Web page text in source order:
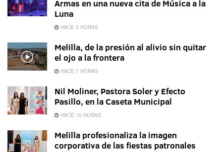
Armas en una nueva cita de Música a la
Luna
HACE 5 HORAS
Melilla, de la presión al alivio sin quitar
el ojo a la frontera
HACE 7 HORAS
Nil Moliner, Pastora Soler y Efecto
Pasillo, en la Caseta Municipal
HACE 15 HORAS
Melilla profesionaliza la imagen
corporativa de las fiestas patronales